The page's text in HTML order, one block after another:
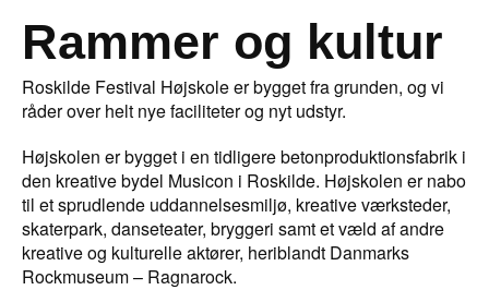
Rammer og kultur
Roskilde Festival Højskole er bygget fra grunden, og vi
råder over helt nye faciliteter og nyt udstyr.
Højskolen er bygget i en tidligere betonproduktionsfabrik i
den kreative bydel Musicon i Roskilde. Højskolen er nabo
til et sprudlende uddannelsesmiljø, kreative værksteder,
skaterpark, danseteater, bryggeri samt et væld af andre
kreative og kulturelle aktører, heriblandt Danmarks
Rockmuseum – Ragnarock.